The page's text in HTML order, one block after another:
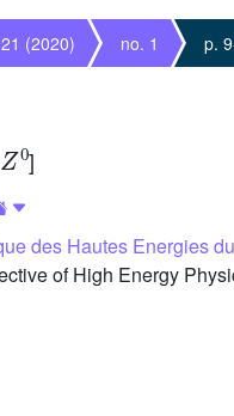
(2020) no. 1 p.
Z0]
des Hautes Energies
of High Energy